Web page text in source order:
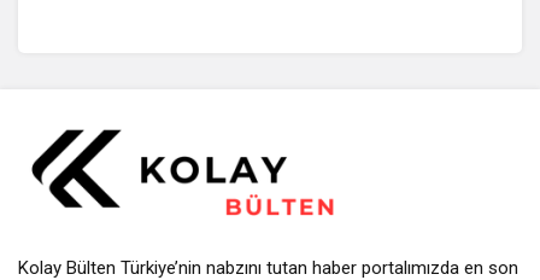
Kolay Bülten Türkiye’nin nabzını tutan haber portalımızda en son